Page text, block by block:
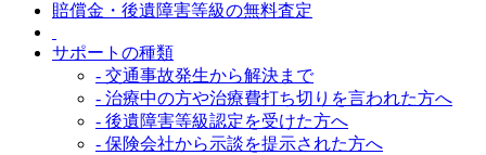
賠償金・後遺障害等級の無料査定
サポートの種類
- 交通事故発生から解決まで
- 治療中の方や治療費打ち切りを言われた方へ
- 後遺障害等級認定を受けた方へ
- 保険会社から示談を提示された方へ